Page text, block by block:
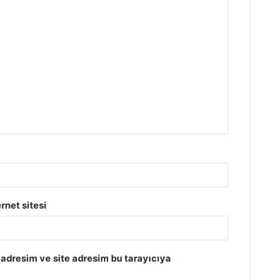
sitesi
ve site adresim bu tarayıcıya